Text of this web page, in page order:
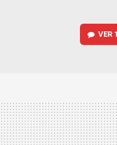
VER